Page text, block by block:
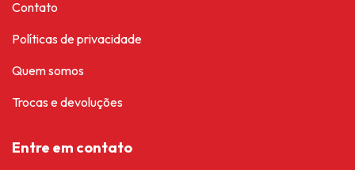
Contato
Políticas de privacidade
Quem somos
Trocas e devoluções
Entre em contato